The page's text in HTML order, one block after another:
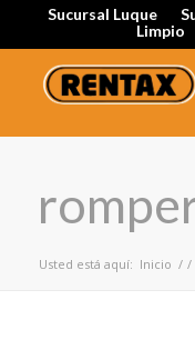
Sucursal Luque
Limpio
Usted está aquí: Inicio / /